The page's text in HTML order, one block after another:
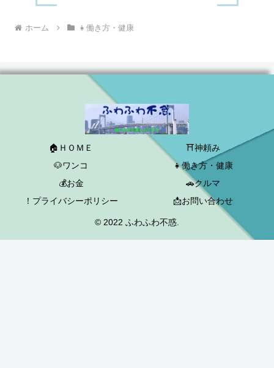
ホーム 👧働き方・健康
🏠ＨＯＭＥ
⛩神頼み
🐶ワンコ
👧働き方・健康
💰お金
🚗クルマ
！プライバシーポリシー
📩お問い合わせ
© 2022 ふわふわ不惑.